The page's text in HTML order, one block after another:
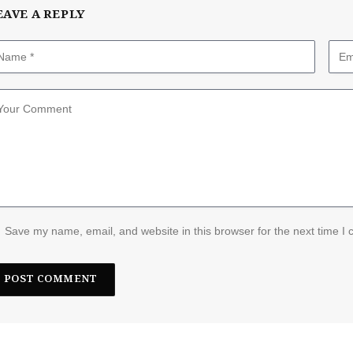
A REPLY
Save my name, email, and website in this browser for the next time I